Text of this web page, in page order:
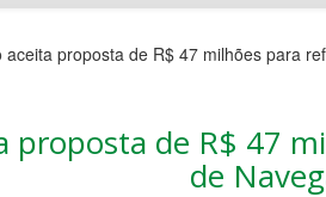
aceita proposta de R$ 47 milhões para
proposta de R$ 47
de